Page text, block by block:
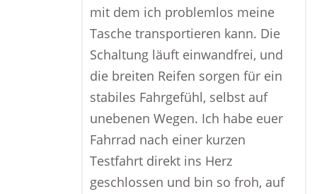
mit dem ich problemlos meine
Tasche transportieren kann. Die
Schaltung läuft einwandfrei, und
die breiten Reifen sorgen für ein
stabiles Fahrgefühl, selbst auf
unebenen Wegen. Ich habe euer
Fahrrad nach einer kurzen
Testfahrt direkt ins Herz
geschlossen und bin so froh, auf